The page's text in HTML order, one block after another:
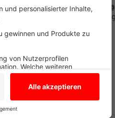
ihr die hier die
per Zoom. Die Meeting-ID ist: